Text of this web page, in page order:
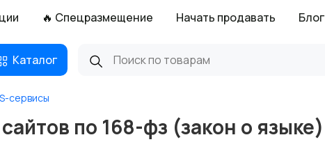
🔥 Спецразмещение Начать продавать Блог
Каталог
сервисы
по 168-фз (закон о языке)